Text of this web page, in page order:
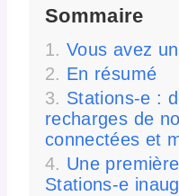
Sommaire
Vous avez
En résumé
Stations-e :
recharges de
connectées et
Une
Stations-e